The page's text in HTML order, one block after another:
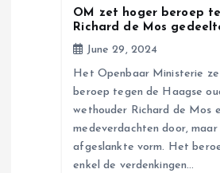
OM zet hoger beroep
Richard de Mos
June 29, 2024
Het Openbaar Ministerie
beroep tegen de Haagse
wethouder Richard de Mos
medeverdachten door, maar
afgeslankte vorm. Het
enkel de verdenkingen…